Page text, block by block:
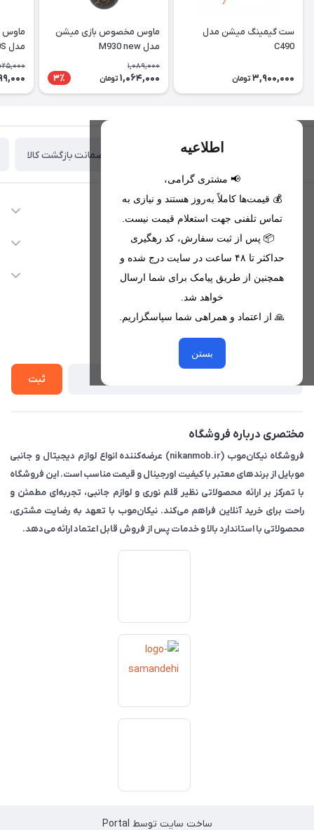
ست گیمینگ میشن مدل
C490
3,900,000 تومان
ماوس مخصوص بازی میشن
مدل M930 new
1,089,000
1,064,000 تومان 3٪
مدل MT-M990S
اطلاعیه
📢 مشتری گرامی،
💰 قیمت‌ها کاملاً به‌روز هستند و نیازی به
تماس تلفنی جهت استعلام قیمت نیست.
📦 پس از ثبت سفارش، کد رهگیری
حداکثر تا ۴۸ ساعت در سایت درج شده و
همچنین از طریق پیامک برای شما ارسال
خواهد شد.
🙏 از اعتماد و همراهی شما سپاسگزاریم.
بستن
تحویل اکسپرس(با هماهنگی) ضمانت بازگشت کالا
اطلاعات تماس
09221680256 - 09373782289
nikanmobstore@gmail.com
هرمزگان، بندرخمیر، شهرک رودبار
دسترسی سریع
لیست محصولات
خدمات مشتریان
حریم خصوصی
از جدید‌ترین تخفیف‌ها با‌ خبر شوید
ثبت
مختصری درباره فروشگاه
فروشگاه نیکان‌موب (nikanmob.ir) عرضه‌کننده انواع لوازم دیجیتال و جانبی
موبایل از برندهای معتبر با کیفیت اورجینال و قیمت مناسب است. این فروشگاه
با تمرکز بر ارائه محصولاتی نظیر قلم نوری و لوازم جانبی، تجربه‌ای مطمئن و
راحت برای خرید آنلاین فراهم می‌کند. نیکان‌موب با تعهد به رضایت مشتری،
محصولاتی با استاندارد بالا و خدمات پس از فروش قابل اعتماد ارائه می‌دهد.
ساخت سایت توسط Portal